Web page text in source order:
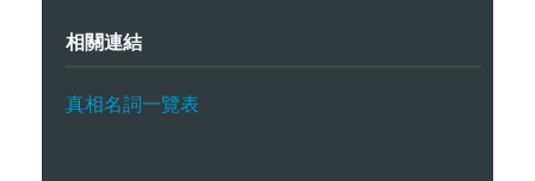
相關連結
真相名詞一覽表